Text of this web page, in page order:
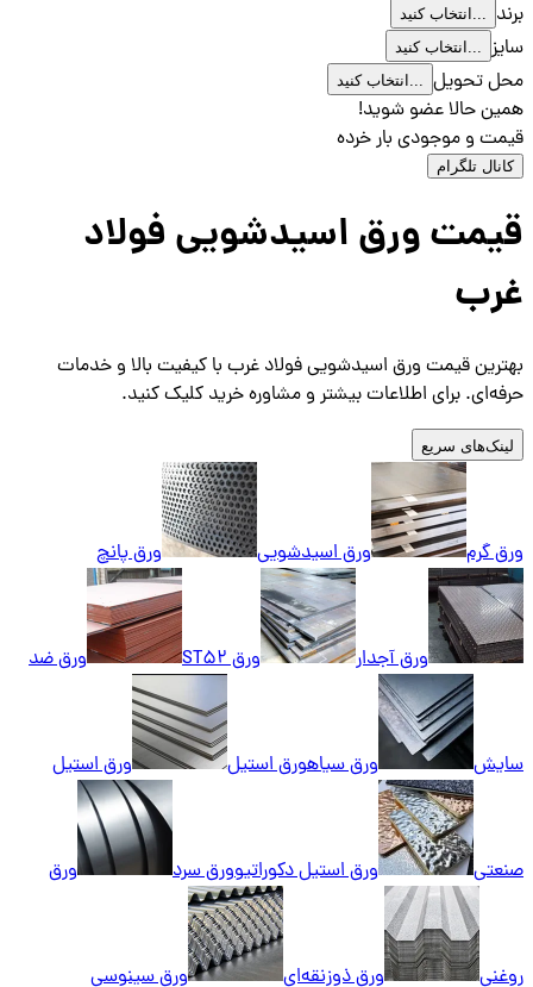
برند انتخاب کنید...
سایز انتخاب کنید...
محل تحویل انتخاب کنید...
همین حالا عضو شوید!
قیمت و موجودی بار خرده
کانال تلگرام
قیمت ورق اسیدشویی فولاد
غرب
بهترین قیمت ورق اسیدشویی فولاد غرب با کیفیت بالا و خدمات
حرفه‌ای. برای اطلاعات بیشتر و مشاوره خرید کلیک کنید.
لینک‌های سریع
ورق گرم ورق اسیدشویی ورق پانچ
ورق آجدار ورق ST52 ورق ضد
سایش ورق سیاهورق استیل ورق استیل
صنعتی ورق استیل دکوراتیوورق سرد ورق
روغنی ورق ذوزنقه‌ای ورق سینوسی